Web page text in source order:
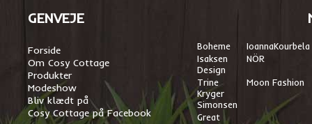
GENVEJE
Forside
Om Cosy Cottage
Produkter
Modeshow
Bliv klædt på
Cosy Cottage på Facebook
Boheme IoannaKourbela
Isaksen
Design
NÖR
Trine
Kryger
Simonsen
Moon Fashion
Great